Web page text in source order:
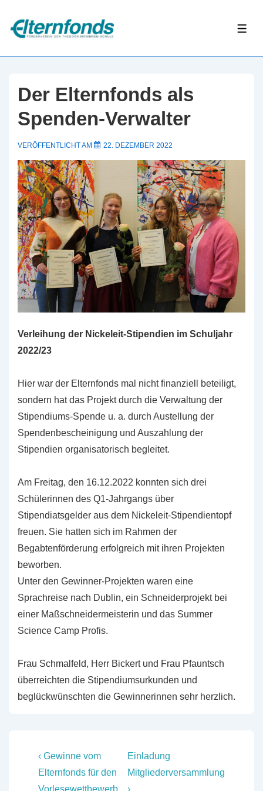
Zum
Inhalt
Der Elternfonds als
Spenden-Verwalter
VERÖFFENTLICHT AM 22. DEZEMBER 2022
Verleihung der Nickeleit-Stipendien im Schuljahr
2022/23
Hier war der Elternfonds mal nicht finanziell beteiligt,
sondern hat das Projekt durch die Verwaltung der
Stipendiums-Spende u. a. durch Austellung der
Spendenbescheinigung und Auszahlung der
Stipendien organisatorisch begleitet.
Am Freitag, den 16.12.2022 konnten sich drei
Schülerinnen des Q1-Jahrgangs über
Stipendiatsgelder aus dem Nickeleit-Stipendientopf
freuen. Sie hatten sich im Rahmen der
Begabtenförderung erfolgreich mit ihren Projekten
beworben.
Unter den Gewinner-Projekten waren eine
Sprachreise nach Dublin, ein Schneiderprojekt bei
einer Maßschneidermeisterin und das Summer
Science Camp Profis.
Frau Schmalfeld, Herr Bickert und Frau Pfauntsch
überreichten die Stipendiumsurkunden und
beglückwünschten die Gewinnerinnen sehr herzlich.
Beitragsnavigation
Vorheriger
Beitrag
ist
‹ Gewinne vom
Elternfonds für den
Vorlesewettbewerb
Nächster
Beitrag
ist
Einladung
Mitgliederversammlung
›